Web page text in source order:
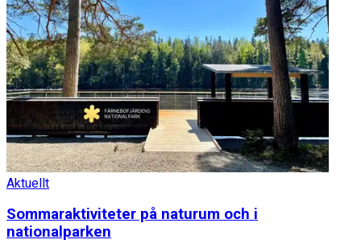
Aktuellt
Sommaraktiviteter på naturum och i
nationalparken